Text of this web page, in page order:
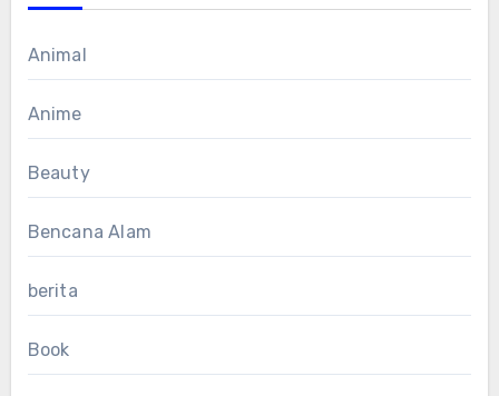
Animal
Anime
Beauty
Bencana Alam
berita
Book